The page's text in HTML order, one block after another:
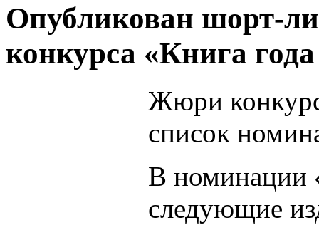
Опубликован шорт-
конкурса «Книга
Жюри
список
В номинации
следующие